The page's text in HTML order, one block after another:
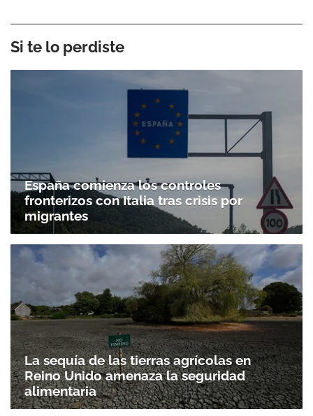
Si te lo perdiste
España comienza los controles
fronterizos con Italia tras crisis por
migrantes
La sequía de las tierras agrícolas en
Reino Unido amenaza la seguridad
alimentaria